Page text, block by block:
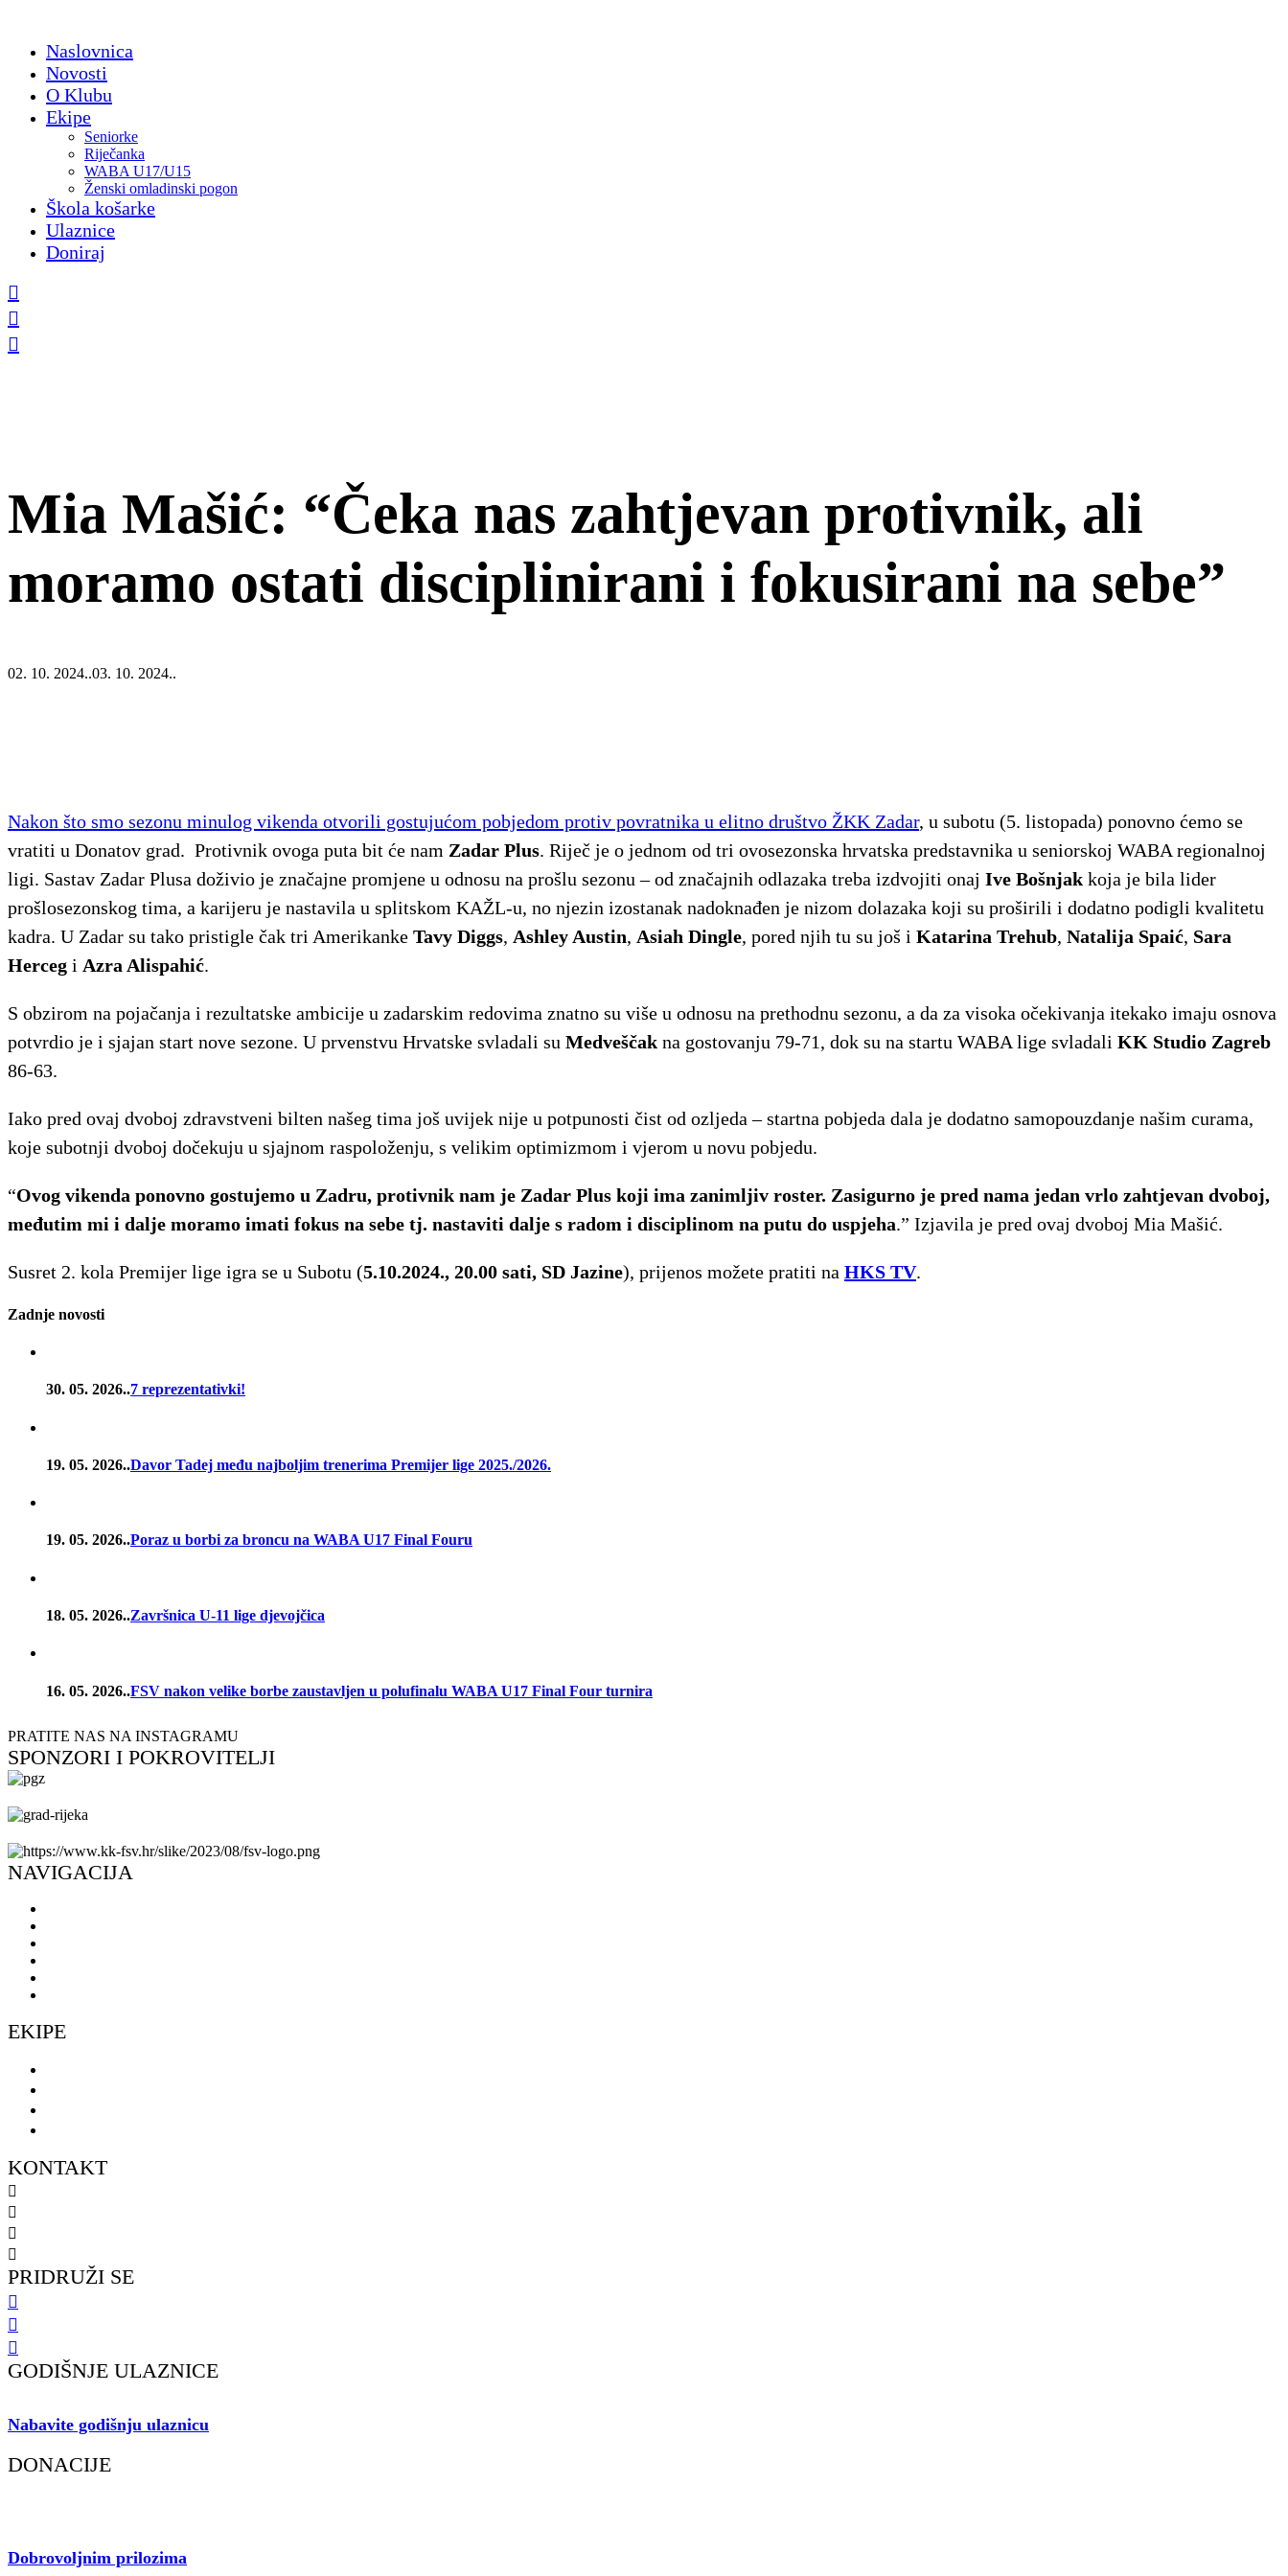
contentNaslovnica
Novosti
O Klubu
Ekipe
Seniorke
Riječanka
WABA U17/U15
Ženski omladinski pogon
Škola košarke
Ulaznice
Doniraj
Mia Mašić: “Čeka nas zahtjevan protivnik, ali
moramo ostati disciplinirani i fokusirani na sebe”
02. 10. 2024..03. 10. 2024..
Nakon što smo sezonu minulog vikenda otvorili gostujućom pobjedom protiv povratnika u elitno društvo ŽKK Zadar, u subotu (5. listopada) ponovno ćemo se
vratiti u Donatov grad. Protivnik ovoga puta bit će nam Zadar Plus. Riječ je o jednom od tri ovosezonska hrvatska predstavnika u seniorskoj WABA regionalnoj
ligi. Sastav Zadar Plusa doživio je značajne promjene u odnosu na prošlu sezonu – od značajnih odlazaka treba izdvojiti onaj Ive Bošnjak koja je bila lider
prošlosezonskog tima, a karijeru je nastavila u splitskom KAŽL-u, no njezin izostanak nadoknađen je nizom dolazaka koji su proširili i dodatno podigli kvalitetu
kadra. U Zadar su tako pristigle čak tri Amerikanke Tavy Diggs, Ashley Austin, Asiah Dingle, pored njih tu su još i Katarina Trehub, Natalija Spaić, Sara
Herceg i Azra Alispahić.
S obzirom na pojačanja i rezultatske ambicije u zadarskim redovima znatno su više u odnosu na prethodnu sezonu, a da za visoka očekivanja itekako imaju osnova
potvrdio je i sjajan start nove sezone. U prvenstvu Hrvatske svladali su Medveščak na gostovanju 79-71, dok su na startu WABA lige svladali KK Studio Zagreb
86-63.
Iako pred ovaj dvoboj zdravstveni bilten našeg tima još uvijek nije u potpunosti čist od ozljeda – startna pobjeda dala je dodatno samopouzdanje našim curama,
koje subotnji dvoboj dočekuju u sjajnom raspoloženju, s velikim optimizmom i vjerom u novu pobjedu.
“Ovog vikenda ponovno gostujemo u Zadru, protivnik nam je Zadar Plus koji ima zanimljiv roster. Zasigurno je pred nama jedan vrlo zahtjevan dvoboj,
međutim mi i dalje moramo imati fokus na sebe tj. nastaviti dalje s radom i disciplinom na putu do uspjeha.” Izjavila je pred ovaj dvoboj Mia Mašić.
Susret 2. kola Premijer lige igra se u Subotu (5.10.2024., 20.00 sati, SD Jazine), prijenos možete pratiti na HKS TV.
Zadnje novosti
30. 05. 2026..7 reprezentativki!
19. 05. 2026..Davor Tadej među najboljim trenerima Premijer lige 2025./2026.
19. 05. 2026..Poraz u borbi za broncu na WABA U17 Final Fouru
18. 05. 2026..Završnica U-11 lige djevojčica
16. 05. 2026..FSV nakon velike borbe zaustavljen u polufinalu WABA U17 Final Four turnira
PRATITE NAS NA INSTAGRAMU
SPONZORI I POKROVITELJI
NAVIGACIJA
EKIPE
KONTAKT
PRIDRUŽI SE
GODIŠNJE ULAZNICE
Nabavite godišnju ulaznicu
DONACIJE
Dobrovoljnim prilozima